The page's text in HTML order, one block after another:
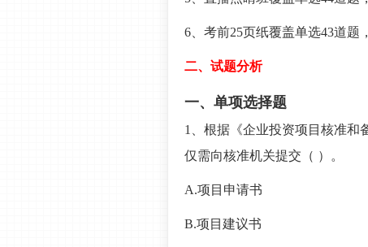
6、考前25页纸覆盖单选43道题
二、试题分析
一、单项选择题
1、根据《企业投资项目核准和
仅需向核准机关提交（ ）。
A.项目申请书
B.项目建议书